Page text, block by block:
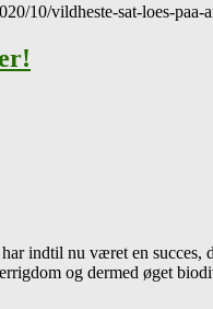
10/vildheste-sat-loes-paa-
indtil nu været en
og dermed øget